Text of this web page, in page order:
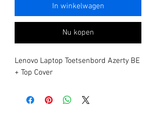
In winkelwagen
Nu kopen
Lenovo Laptop Toetsenbord Azerty BE
+ Top Cover